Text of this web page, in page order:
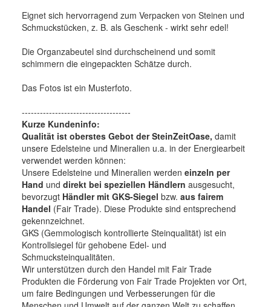
Eignet sich hervorragend zum Verpacken von Steinen und
Schmuckstücken, z. B. als Geschenk - wirkt sehr edel!
Die Organzabeutel sind durchscheinend und somit
schimmern die eingepackten Schätze durch.
Das Fotos ist ein Musterfoto.
------------------------------------
Kurze Kundeninfo:
Qualität ist oberstes Gebot der SteinZeitOase, damit
unsere Edelsteine und Mineralien u.a. in der Energiearbeit
verwendet werden können:
Unsere Edelsteine und Mineralien werden einzeln per
Hand und direkt bei speziellen Händlern ausgesucht,
bevorzugt Händler mit GKS-Siegel bzw. aus fairem
Handel (Fair Trade). Diese Produkte sind entsprechend
gekennzeichnet.
GKS (Gemmologisch kontrollierte Steinqualität) ist ein
Kontrollsiegel für gehobene Edel- und
Schmucksteinqualitäten.
Wir unterstützen durch den Handel mit Fair Trade
Produkten die Förderung von Fair Trade Projekten vor Ort,
um faire Bedingungen und Verbesserungen für die